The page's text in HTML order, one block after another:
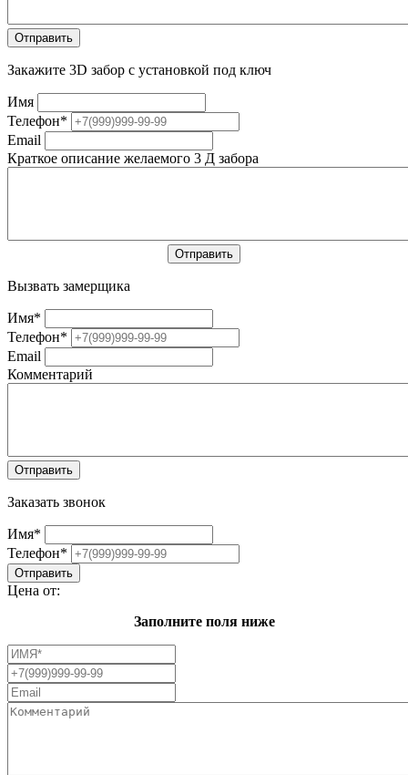
Закажите 3D забор с установкой под ключ
Имя
Телефон*
Email
Краткое описание желаемого 3 Д забора
Вызвать замерщика
Имя*
Телефон*
Email
Комментарий
Заказать звонок
Имя*
Телефон*
Цена от:
Заполните поля ниже